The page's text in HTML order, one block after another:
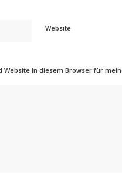
Website
Website in diesem Browser für